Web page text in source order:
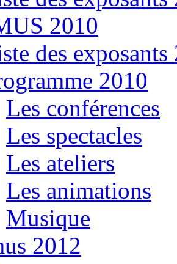
2010
des exposants
2010
Les conférences
Les spectacles
Les ateliers
Les animations
Musique
2012